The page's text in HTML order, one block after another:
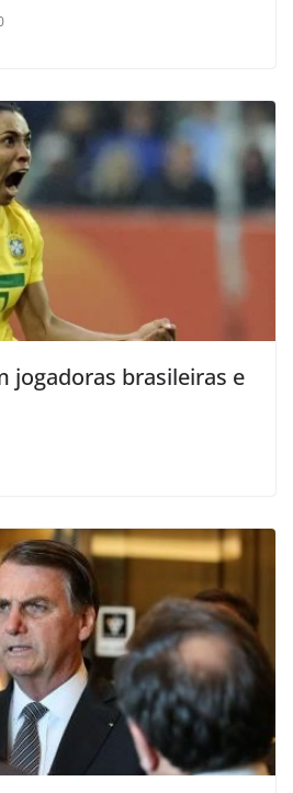
jogadoras brasileiras e